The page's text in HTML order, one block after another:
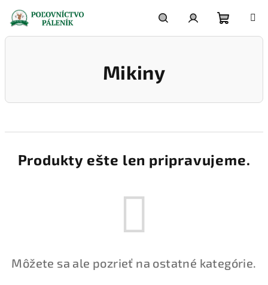
obsah
HľadaťPrihlásenie
Mikiny
Produkty ešte len pripravujeme.
Môžete sa ale pozrieť na ostatné kategórie.